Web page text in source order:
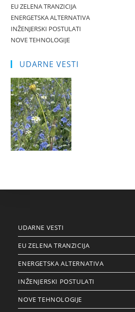
EU ZELENA TRANZICIJA
ENERGETSKA ALTERNATIVA
INŽENJERSKI POSTULATI
NOVE TEHNOLOGIJE
UDARNE VESTI
UDARNE VESTI
EU ZELENA TRANZICIJA
ENERGETSKA ALTERNATIVA
INŽENJERSKI POSTULATI
NOVE TEHNOLOGIJE